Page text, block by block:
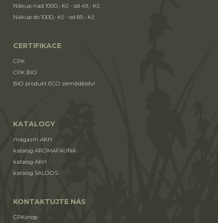
Nákup nad 1000,- Kč - od 49,- Kč
Nákup do 1000,- Kč - od 69,- Kč
CERTIFIKACE
CPK
CPK BIO
BIO produkt ECO zemědělství
KATALOGY
magazín AKH
katalog AROMAFAUNA
katalog AKH
katalog SALOOS
KONTAKTUJTE NÁS
CPKshop